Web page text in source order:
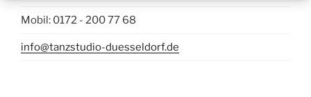
Mobil: 0172 - 200 77 68
info@tanzstudio-duesseldorf.de